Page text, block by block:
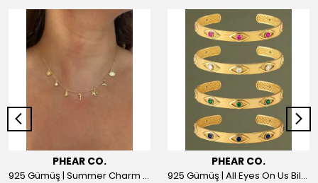
PHEAR CO.
925 Gümüş | Summer Charm Kolye
PHEAR CO.
925 Gümüş | All Eyes On Us Bilezik